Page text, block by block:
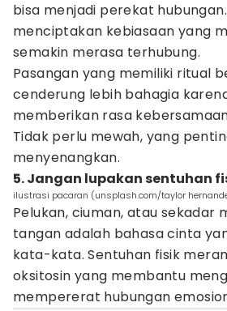
bisa menjadi perekat
menciptakan kebiasaan yang
semakin merasa terhubung.
Pasangan yang memiliki ritual
cenderung lebih bahagia
memberikan rasa
Tidak perlu mewah, yang
menyenangkan.
5. Jangan lupakan sentuhan
ilustrasi pacaran (unsplash.com/taylor
Pelukan, ciuman, atau sekadar
tangan adalah bahasa cinta
kata-kata. Sentuhan fisik
oksitosin yang membantu
mempererat hubungan